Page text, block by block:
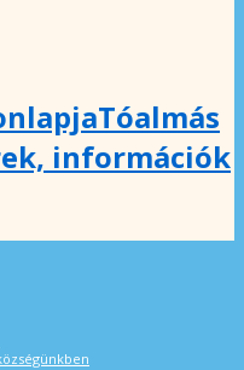
Tóalmás
információk